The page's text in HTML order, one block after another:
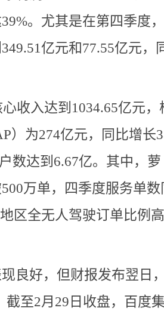
。尤其是在第四季度
亿元和77.55亿元，
收入达到1034.65亿元，
）为274亿元，同比增长
数达到6.67亿。其中，
万单，四季度服务单
区全无人驾驶订单比例
良好，但财报发布翌日
截至2月29日收盘，百度